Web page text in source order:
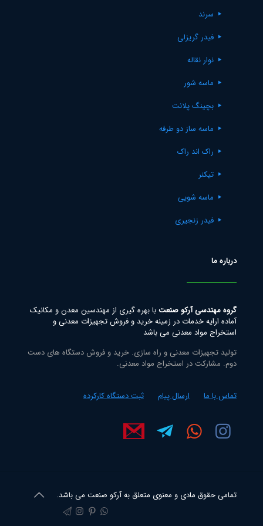
سرند
فیدر گریزلی
نوار نقاله
ماسه شور
بچینگ پلانت
ماسه ساز دو طرفه
راک اند راک
تیکنر
ماسه شویی
فیدر زنجیری
درباره ما
گروه مهندسی آرکو صنعتبا بهره گیری از مهندسین معدن و مکانیک
آماده ارایه خدمات در زمینه خرید و فروش تجهیزات معدنی و
استخراج مواد معدنی می باشد
تولید تجهیزات معدنی و راه سازی. خرید و فروش دستگاه های دست
دوم. مشارکت در استخراج مواد معدنی.
تماس با ما ارسال پیام ثبت دستگاه کارکرده
تمامی حقوق مادی و معنوی متعلق به آرکو صنعت می باشد.